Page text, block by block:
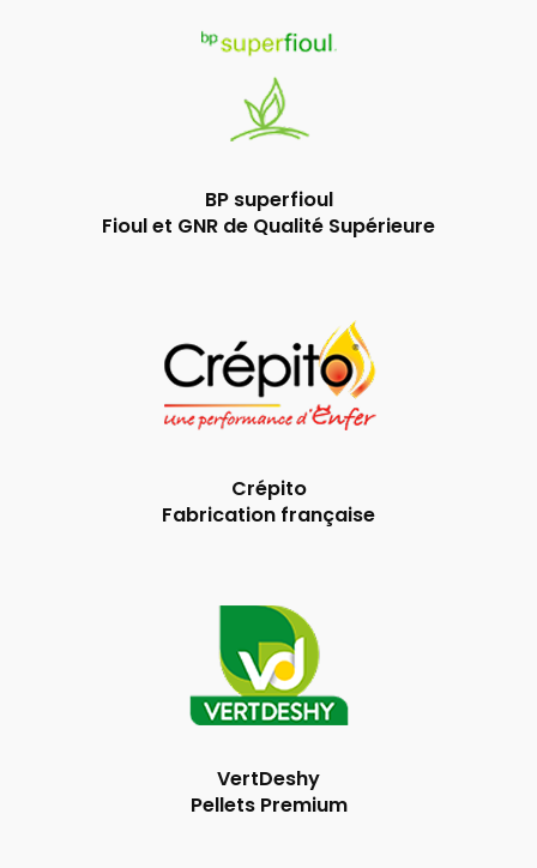
BP superfioul
Fioul et GNR de Qualité Supérieure
Crépito
Fabrication française
VertDeshy
Pellets Premium